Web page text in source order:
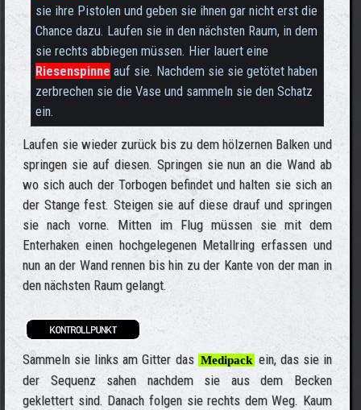
sie ihre Pistolen und geben sie ihnen gar nicht erst die
Chance dazu. Laufen sie in den nächsten Raum, in dem
sie rechts abbiegen müssen. Hier lauert eine
Riesenspinne auf sie. Nachdem sie sie getötet haben
zerbrechen sie die Vase und sammeln sie den Schatz
ein.
Laufen sie wieder zurück bis zu dem hölzernen Balken und
springen sie auf diesen. Springen sie nun an die Wand ab
wo sich auch der Torbogen befindet und halten sie sich an
der Stange fest. Steigen sie auf diese drauf und springen
sie nach vorne. Mitten im Flug müssen sie mit dem
Enterhaken einen hochgelegenen Metallring erfassen und
nun an der Wand rennen bis hin zu der Kante von der man in
den nächsten Raum gelangt.
Sammeln sie links am Gitter das Medipack ein, das sie in
der Sequenz sahen nachdem sie aus dem Becken
geklettert sind. Danach folgen sie rechts dem Weg. Kaum